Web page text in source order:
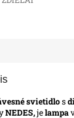
svietidlos
NEDES,jelampa